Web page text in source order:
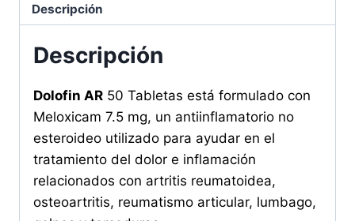
Muscular
cantidad
Descripción
Descripción
Dolofin AR 50 Tabletas está formulado con
Meloxicam 7.5 mg, un antiinflamatorio no
esteroideo utilizado para ayudar en el
tratamiento del dolor e inflamación
relacionados con artritis reumatoidea,
osteoartritis, reumatismo articular, lumbago,